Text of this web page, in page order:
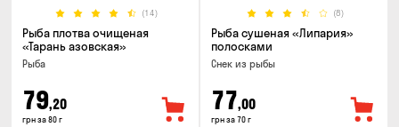
(14)
Рыба плотва очищеная
«Тарань азовская»
Рыба
79,20
грн за 80 г
(8)
Рыба сушеная «Липария»
полосками
Снек из рыбы
77,00
грн за 70 г